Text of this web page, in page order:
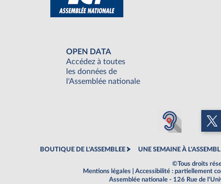
OPEN DATA
Accédez à toutes
les données de
l'Assemblée nationale
BOUTIQUE DE L'ASSEMBLEE UNE SEMAINE À
©Tous droits
Mentions légales
Accessibilité : partiellement
Assemblée nationale - 126 Rue de